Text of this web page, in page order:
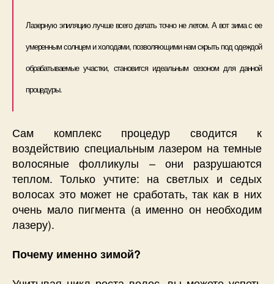
Лазерную эпиляцию лучше всего делать точно не летом. А вот зима с ее
умеренным солнцем и холодами, позволяющими нам скрыть под одеждой
обрабатываемые участки, становится идеальным сезоном для данной
процедуры.
Сам комплекс процедур сводится к
воздействию специальным лазером на темные
волосяные фолликулы – они разрушаются
теплом. Только учтите: на светлых и седых
волосах это может не сработать, так как в них
очень мало пигмента (а именно он необходим
лазеру).
Почему именно зимой?